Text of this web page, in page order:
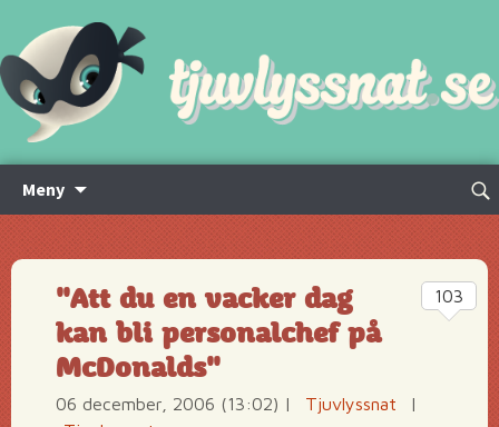
Meny
innehåll
Sök
"Att du en vacker dag
kan bli personalchef på
McDonalds"
06 december, 2006 (13:02) | Tjuvlyssnat
|
103